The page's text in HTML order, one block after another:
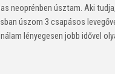
neoprénben úsztam. Aki
úszom 3 csapásos
lényegesen jobb idővel